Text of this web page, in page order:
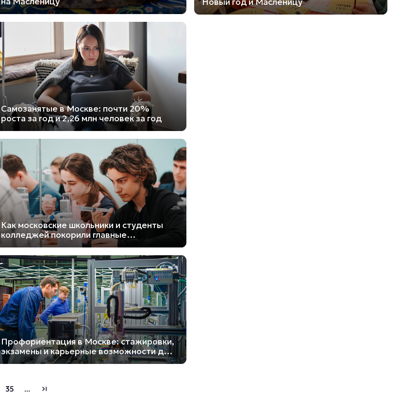
Самозанятые в Москве: почти 20%
роста за год и 2,26 млн человек за год
Как московские школьники и студенты
колледжей покорили главные
соревнования 2025 года
Профориентация в Москве: стажировки,
экзамены и карьерные возможности для
молодёжи
35 ... last_page